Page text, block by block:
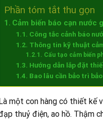
Phần tóm tắt thu gọn
Cảm biến báo cạn nước
Công tắc cảnh báo
Thông tin kỹ thuật
Cấu tạo cảm biến
Hướng dẫn lắp đặt
Bao lâu cần bảo trì
Là một con hàng có thiết kế
thuỷ điện, ao hồ. Thậm